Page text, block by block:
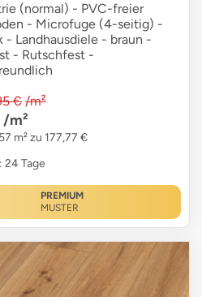
(normal) - PVC-freier
- Microfuge (4-seitig) -
- Landhausdiele - braun -
- Rutschfest -
€ /m²
/m²
m² zu 177,77 €
: 24 Tage
PREMIUM
MUSTER